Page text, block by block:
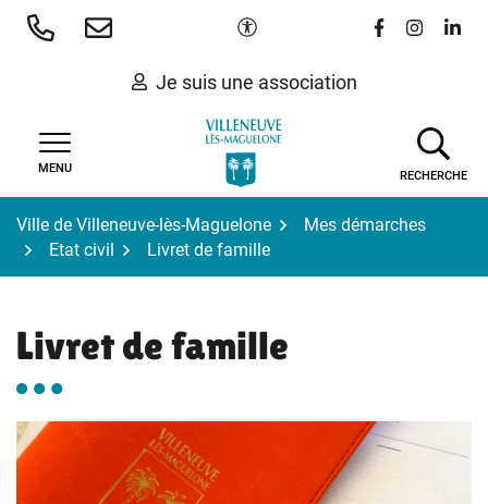
Aller
Paramètres d'accessibilité
Lien vers le
Lien vers
Lien
Je suis une association
MENU
RECHERCHE
Ville de Villeneuve-lès-Maguelone
Mes démarches
Etat civil
Livret de famille
Livret de famille